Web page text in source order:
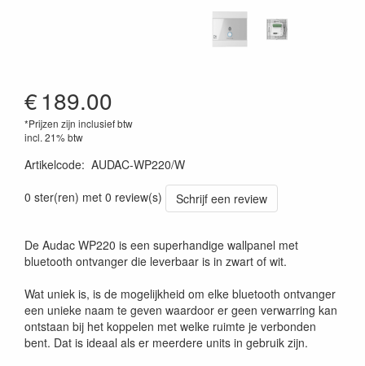
€189.00
*Prijzen zijn inclusief btw
incl. 21% btw
Artikelcode: AUDAC-WP220/W
0 ster(ren) met 0 review(s)
Schrijf een review
De Audac WP220 is een superhandige wallpanel met
bluetooth ontvanger die leverbaar is in zwart of wit.
Wat uniek is, is de mogelijkheid om elke bluetooth ontvanger
een unieke naam te geven waardoor er geen verwarring kan
ontstaan bij het koppelen met welke ruimte je verbonden
bent. Dat is ideaal als er meerdere units in gebruik zijn.